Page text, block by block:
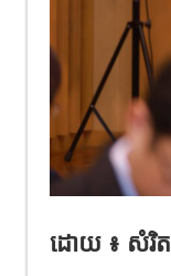
ដោយ ៖ សំរិត